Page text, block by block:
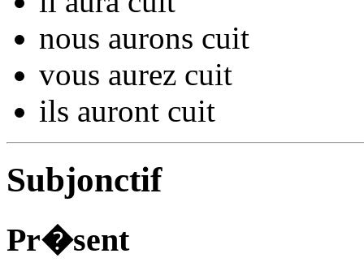
nous aurons cuit
vous aurez cuit
ils auront cuit
Subjonctif
Pr�sent